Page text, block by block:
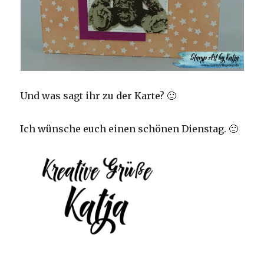
Und was sagt ihr zu der Karte? 🙂
Ich wünsche euch einen schönen Dienstag. 🙂